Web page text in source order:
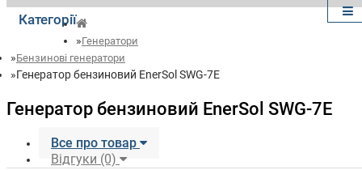
Категорії
Генератори
Бензинові генератори
Генератор бензиновий EnerSol SWG-7Е
Генератор бензиновий EnerSol SWG-7Е
Все про товар
Відгуки (0)